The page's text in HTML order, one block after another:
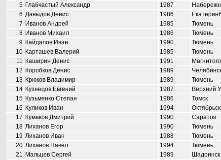
5 Глабчастый Александр 1987
6 Давыдов Денис 1986
7 Иванов Андрей 1985
Тюмень
8 Иванов Михаил 1986
Тюмень
9 Кайдалов Иван 1990
Тюмень
10 Карташев Валерий 1985
Тюмень
11 Каширин Денис 1991
12 Коробков Денис 1989
13 Крюков Владимир 1989
Тюмень
14 Кузнецов Евгений 1987
Верхний
15 Кузьменко Степан 1986
Томск
16 Куликов Иван 1994
17 Кумаков Дмитрий 1990
Саратов
18 Лиханов Егор 1990
Тюмень
19 Лиханов Иван 1988
Тюмень
20 Лиханов Павел 1994
Тюмень
21 Мальцев Сергей 1989
Шадринск